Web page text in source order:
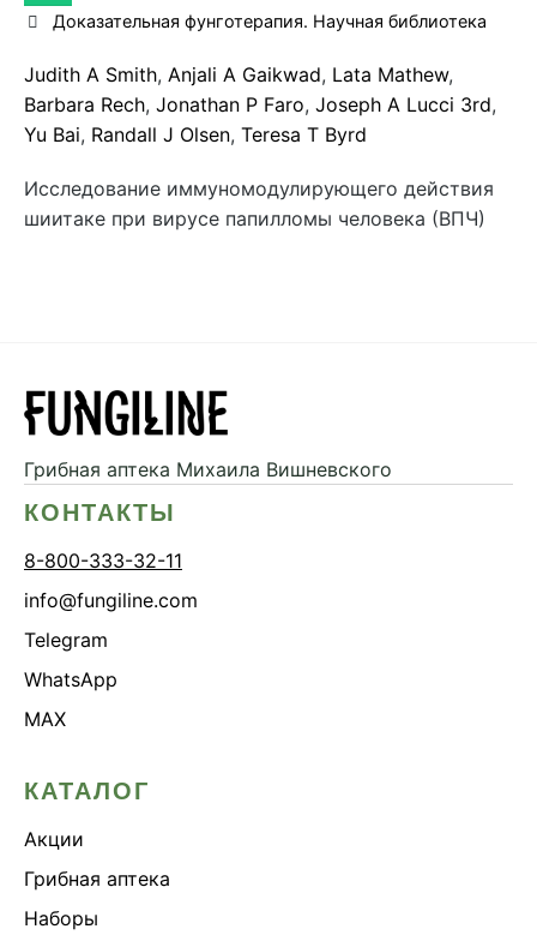
Доказательная фунготерапия. Научная библиотека
Judith A Smith, Anjali A Gaikwad, Lata Mathew,
Barbara Rech, Jonathan P Faro, Joseph A Lucci 3rd,
Yu Bai, Randall J Olsen, Teresa T Byrd
Исследование иммуномодулирующего действия
шиитаке при вирусе папилломы человека (ВПЧ)
Грибная аптека Михаила Вишневского
КОНТАКТЫ
8-800-333-32-11
info@fungiline.com
Telegram
WhatsApp
MAX
КАТАЛОГ
Акции
Грибная аптека
Наборы